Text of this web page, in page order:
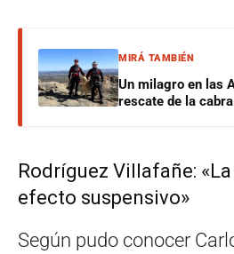
MIRÁ TAMBIÉN
Un milagro en las
rescate de la
Rodríguez Villafañe:
efecto suspensivo»
Según pudo conocer